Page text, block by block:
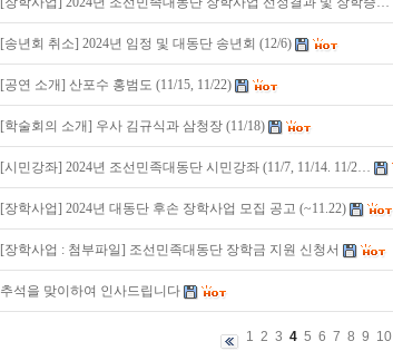
[송년회 취소] 2024년 임정 및 대동단 송년회 (12/6)
[공연 소개] 산포수 홍범도 (11/15, 11/22)
[학술회의 소개] 우사 김규식과 삼청장 (11/18)
[시민강좌] 2024년 조선민족대동단 시민강좌 (11/7, 11/14. 11/2…
[장학사업] 2024년 대동단 후손 장학사업 모집 공고 (~11.22)
[장학사업 : 첨부파일] 조선민족대동단 장학금 지원 신청서
추석을 맞이하여 인사드립니다
1 2 3 4 5 6 7 8 9 10